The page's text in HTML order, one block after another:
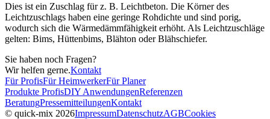
Dies ist ein Zuschlag für z. B. Leichtbeton. Die Körner des
Leichtzuschlags haben eine geringe Rohdichte und sind porig,
wodurch sich die Wärmedämmfähigkeit erhöht. Als Leichtzuschläge
gelten: Bims, Hüttenbims, Blähton oder Blähschiefer.
Sie haben noch Fragen?
Wir helfen gerne.Kontakt
Für ProfisFür HeimwerkerFür Planer
Produkte ProfisDIY AnwendungenReferenzen
BeratungPressemitteilungenKontakt
© quick-mix 2026ImpressumDatenschutzAGBCookies